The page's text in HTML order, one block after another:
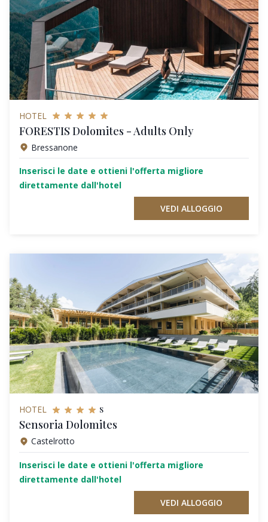
HOTEL
FORESTIS Dolomites - Adults Only
Bressanone
Inserisci le date e ottieni l'offerta migliore
direttamente dall'hotel
VEDI ALLOGGIO
HOTEL s
Sensoria Dolomites
Castelrotto
Inserisci le date e ottieni l'offerta migliore
direttamente dall'hotel
VEDI ALLOGGIO